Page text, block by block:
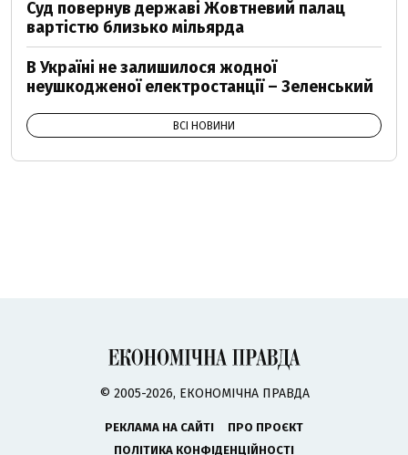
Суд повернув державі Жовтневий палац
вартістю близько мільярда
В Україні не залишилося жодної
неушкодженої електростанції – Зеленський
ВСІ НОВИНИ
© 2005-2026, ЕКОНОМІЧНА ПРАВДА
РЕКЛАМА НА САЙТІ
ПРО ПРОЄКТ
ПОЛІТИКА КОНФІДЕНЦІЙНОСТІ